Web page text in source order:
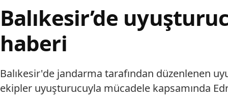
Balıkesir’de
haberi
Balıkesir'de jandarma tarafından düzenlenen
ekipler uyuşturucuyla mücadele kapsamında